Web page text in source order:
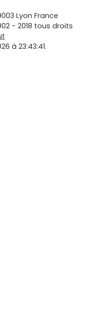
Lyon France
- 2018 tous droits
à 23:43:41.